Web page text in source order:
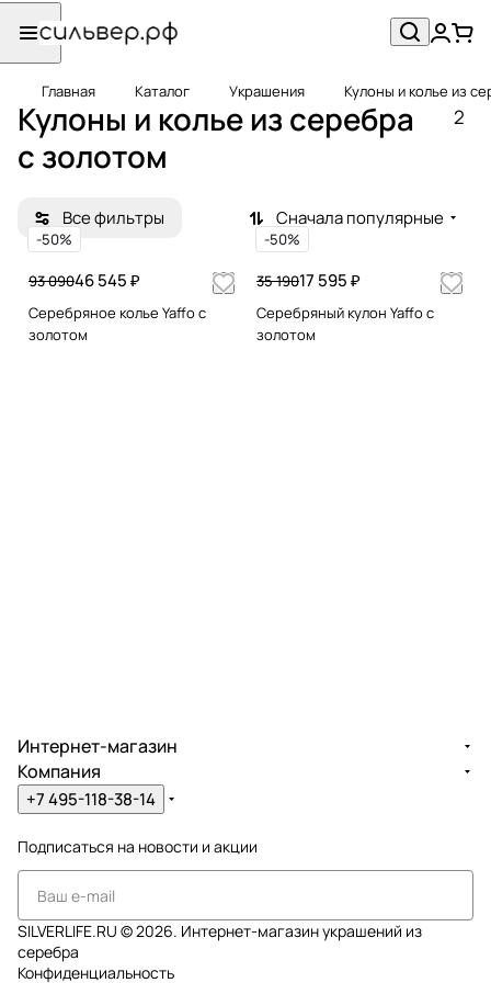
Главная Каталог Украшения Кулоны и колье из
Кулоны и колье из серебра
с золотом
2
Все фильтры Сначала популярные
-50%
46 545 ₽
93 090
Серебряное колье Yaffo с
золотом
-50%
17 595 ₽
35 190
Серебряный кулон Yaffo с
золотом
Интернет-магазин
Компания
+7 495-118-38-14
Подписаться на новости и акции
SILVERLIFE.RU © 2026. Интернет-магазин украшений из
серебра
Конфиденциальность